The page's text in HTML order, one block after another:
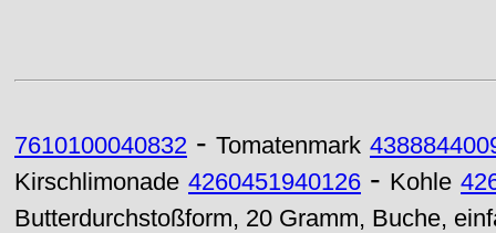
7610100040832 - Tomatenmark
Kirschlimonade 4260451940126 - Kohle
Butterdurchstoßform, 20 Gramm, Buche,